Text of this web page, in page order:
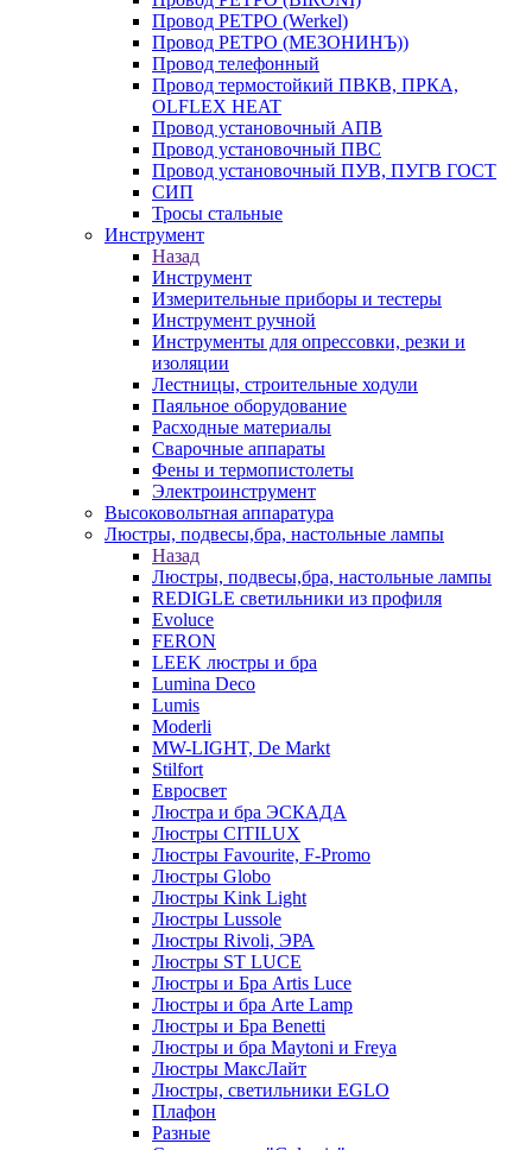
Провод РЕТРО (Werkel)
Провод РЕТРО (МЕЗОНИНЪ))
Провод телефонный
Провод термостойкий ПВКВ, ПРКА,
OLFLEX HEAT
Провод установочный АПВ
Провод установочный ПВС
Провод установочный ПУВ, ПУГВ ГОСТ
СИП
Тросы стальные
Инструмент
Назад
Инструмент
Измерительные приборы и тестеры
Инструмент ручной
Инструменты для опрессовки, резки и
изоляции
Лестницы, строительные ходули
Паяльное оборудование
Расходные материалы
Сварочные аппараты
Фены и термопистолеты
Электроинструмент
Высоковольтная аппаратура
Люстры, подвесы,бра, настольные лампы
Назад
Люстры, подвесы,бра, настольные лампы
REDIGLE светильники из профиля
Evoluce
FERON
LEEK люстры и бра
Lumina Deco
Lumis
Moderli
MW-LIGHT, De Markt
Stilfort
Евросвет
Люстра и бра ЭСКАДА
Люстры CITILUX
Люстры Favourite, F-Promo
Люстры Globo
Люстры Kink Light
Люстры Lussole
Люстры Rivoli, ЭРА
Люстры ST LUCE
Люстры и Бра Artis Luce
Люстры и бра Arte Lamp
Люстры и Бра Benetti
Люстры и бра Maytoni и Freya
Люстры МаксЛайт
Люстры, светильники EGLO
Плафон
Разные